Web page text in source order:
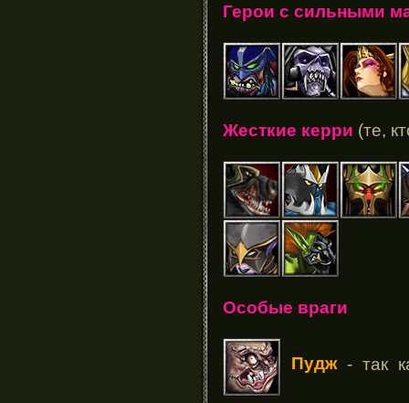
Герои с сильными
Жесткие керри (те,
Особые враги
Пудж- так